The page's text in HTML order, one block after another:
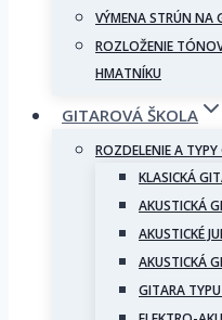
VÝMENA STRÚN NA
ROZLOŽENIE
HMATNÍKU
GITAROVÁ ŠKOLA
ROZDELENIE A
KLASICKÁ
AKUSTICKÁ
AKUSTICKÉ
AKUSTICKÁ
GITARA